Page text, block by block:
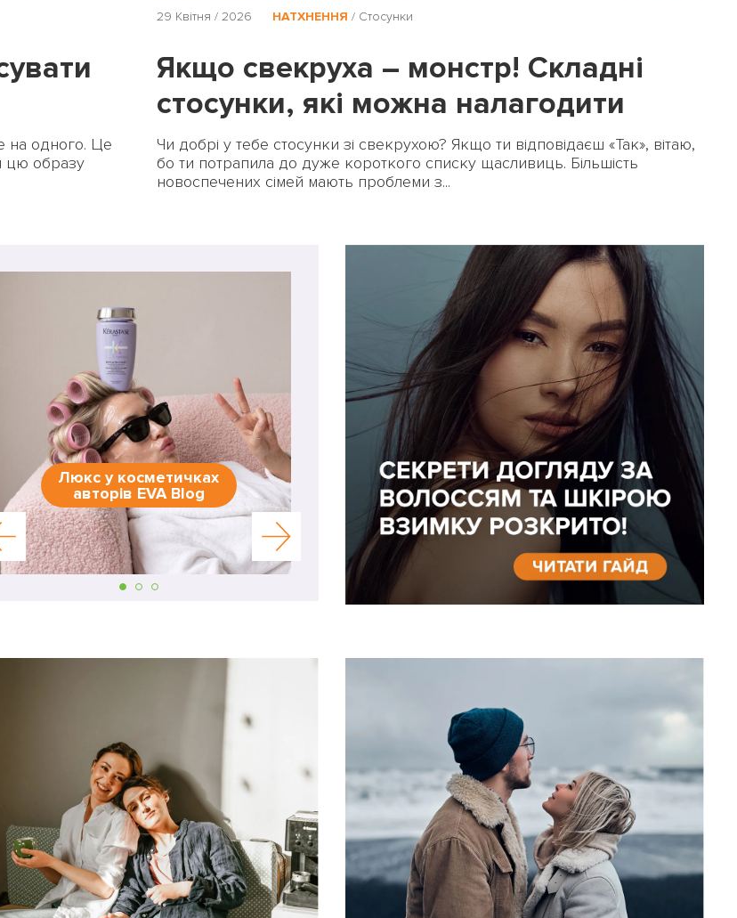
на одного. Це
цю образу
29 Квітня / 2026 НАТХНЕННЯ / Стосунки
Якщо свекруха – монстр! Складні
стосунки, які можна налагодити
Чи добрі у тебе стосунки зі свекрухою? Якщо ти відповідаєш «Так», вітаю,
бо ти потрапила до дуже короткого списку щасливиць. Більшість
новоспечених сімей мають проблеми з...
Люкс у косметичках
авторів EVA Blog
Косметика в
холодильнику: що й
навіщо
ПОВЕРНУТИСЯ ДО БЛОГУ
ЗА ДОПОМОГОЮ ДЗВІНКА
ПОВЕРНУТИСЯ ПЕРЕРАХУВАТИ
ПОВЕРНУТИСЯ